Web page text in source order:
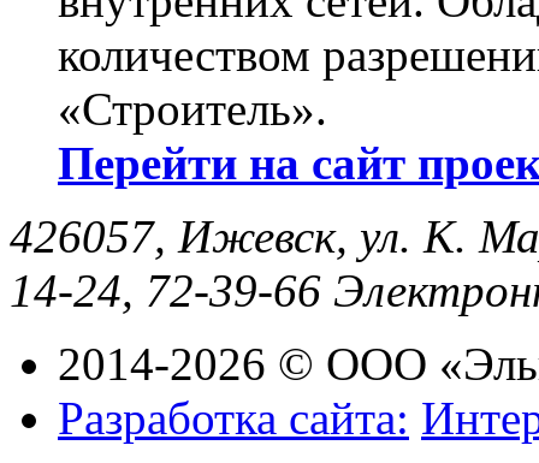
количеством
«Строитель».
Перейти на сайт
426057, Ижевск, ул. К.
14-24, 72-39-66
2014-2026 © ООО
Разработка сайта: